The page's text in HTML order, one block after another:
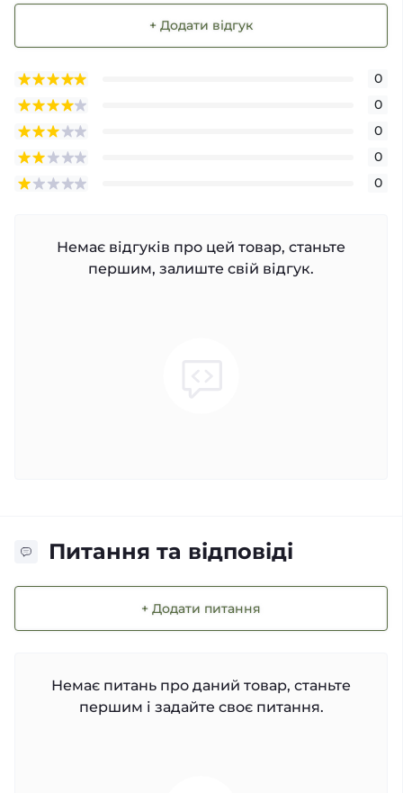
+ Додати відгук
0
0
0
0
0
Немає відгуків про цей товар, станьте
першим, залиште свій відгук.
Питання та відповіді
+ Додати питання
Немає питань про даний товар, станьте
першим і задайте своє питання.